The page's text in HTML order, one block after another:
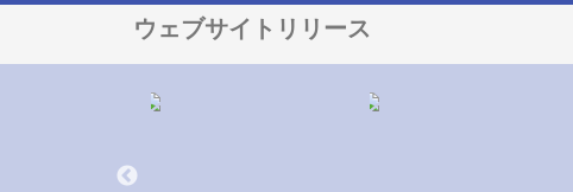
ウェブサイトリリース